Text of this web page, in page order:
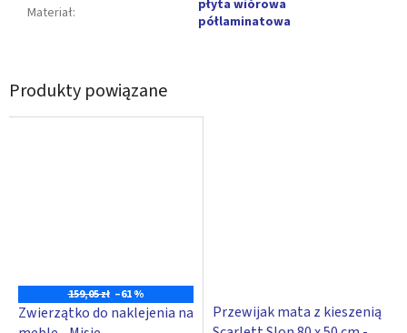
Produkty powiązane
159,05 zł –61 %
Zwierzątko do naklejenia na
Przewijak mata z kieszenią
Materiał:
płyta wiórowa
półlaminatowa